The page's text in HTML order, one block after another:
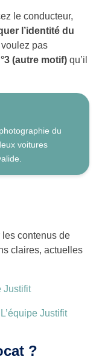
le conducteur,
l’identité du
pas
(autre motif) qu’il
du
voitures
contenus de
claires, actuelles
Justifit
L’équipe Justifit
?